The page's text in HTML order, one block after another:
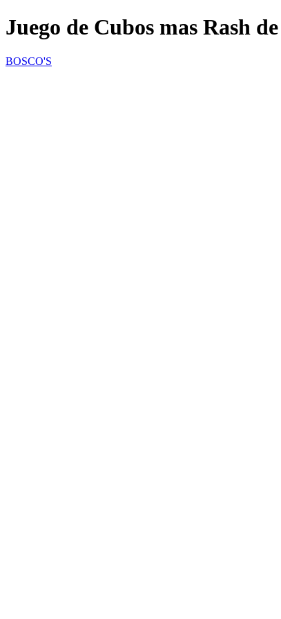
Juego de Cubos mas Rash
BOSCO'S